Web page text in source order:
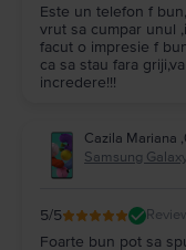
Este un telefon f
vrut sa cumpar unul
facut o impresie f
ca sa stau fara
incredere!!!
Cazila Mariana ,
Samsung
5/5
Foarte bun pot sa